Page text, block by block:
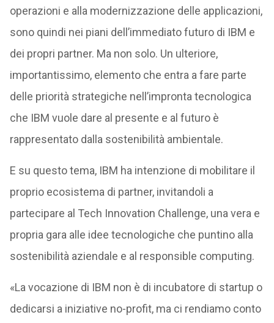
operazioni e alla modernizzazione delle applicazioni,
sono quindi nei piani dell’immediato futuro di IBM e
dei propri partner. Ma non solo. Un ulteriore,
importantissimo, elemento che entra a fare parte
delle priorità strategiche nell’impronta tecnologica
che IBM vuole dare al presente e al futuro è
rappresentato dalla sostenibilità ambientale.
E su questo tema, IBM ha intenzione di mobilitare il
proprio ecosistema di partner, invitandoli a
partecipare al Tech Innovation Challenge, una vera e
propria gara alle idee tecnologiche che puntino alla
sostenibilità aziendale e al responsible computing.
«La vocazione di IBM non è di incubatore di startup o
dedicarsi a iniziative no-profit, ma ci rendiamo conto